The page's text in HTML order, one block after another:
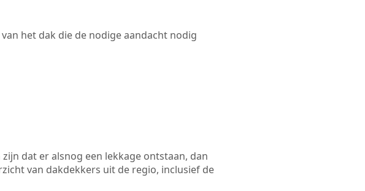
het dak die de nodige aandacht nodig
dat er alsnog een lekkage ontstaan, dan
van dakdekkers uit de regio, inclusief de